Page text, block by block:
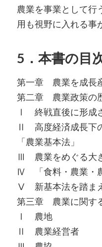
農業を事業として行
用も視野に入れる事
5．本書の目
第一章 農業を成長
第二章 農業政策の
Ⅰ 終戦直後に形成
Ⅱ 高度経済成長下
「農業基本法」
Ⅲ 農業をめぐる大
Ⅳ 「食料・農業・
Ⅴ 新基本法を踏ま
第三章 農業に関す
Ⅰ 農地
Ⅱ 農業経営者